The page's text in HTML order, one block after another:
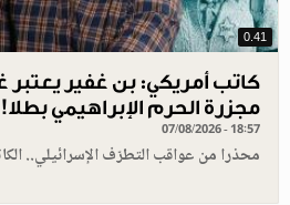
0.41
كاتب أمريكي: بن غفير
مجزرة الحرم الإبراهيمي بطلا!
07/08/2026 - 18:57
محذرا من عواقب التطرّف الإسرائيلي..